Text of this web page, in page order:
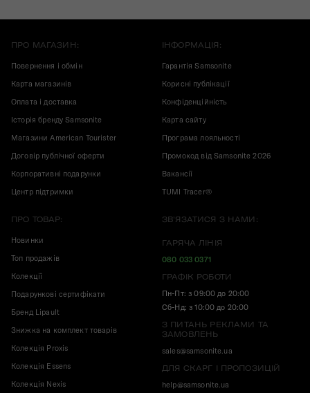
ПРО МАГАЗИН:
Повернення і обмін
Карта магазинів
Оплата і доставка
Історія бренду Samsonite
Магазини American Tourister
Договір публічної оферти
Корпоративні подарунки
Центр підтримки
ІНФОРМАЦІЯ:
Гарантія Samsonite
Корисні публікації
Конфіденційність
Карта сайту
Програма лояльності
Промокод від Samsonite 2026
Вакансії
TUMI Tracer®
ПРО ТОВАР:
Новинки
Топ продажів
Колекції
Подарункові сертифікати
Бренд Lipault
Знижка на комплект товарів
Колекція Proxis
Колекція Essens
Колекція Nexis
ЗВ'ЯЗАТИСЯ З НАМИ:
ГАРЯЧА ЛІНІЯ
080 033 0371
ГРАФІК РОБОТИ
Пн-Пт: з 09:00 до 20:00
Сб-Нд: з 10:00 до 20:00
З ПИТАНЬ РЕКЛАМИ ТА
ЗАМОВЛЕНЬ
sales@samsonite.ua
ДЛЯ СКАРГ І ПРОПОЗИЦІЙ
help@samsonite.ua